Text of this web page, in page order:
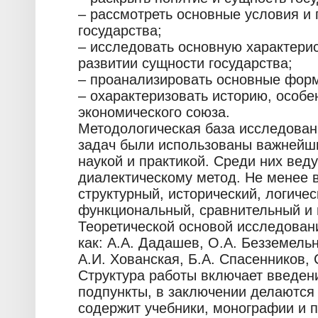
– рассмотреть основные условия и
государства;
– исследовать основную
развитии сущности государства;
– проанализировать основные
– охарактеризовать историю,
экономического союза.
Методологическая база
задач были использованы
наукой и практикой. Среди них
диалектическому метод. Не менее
структурный, исторический,
функциональный, сравнительный
Теоретической основой
как: А.А. Дадашев, О.А.
А.И. Хованская, Б.А.
Структура работы включает
подпункты, в заключении
содержит учебники, монографии и